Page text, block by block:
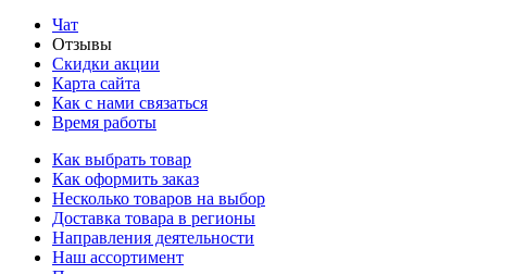
Чат
Отзывы
Скидки акции
Карта сайта
Как с нами связаться
Время работы
Как выбрать товар
Как оформить заказ
Несколько товаров на выбор
Доставка товара в регионы
Направления деятельности
Наш ассортимент